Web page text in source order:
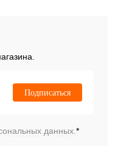
Подписаться
данных.*